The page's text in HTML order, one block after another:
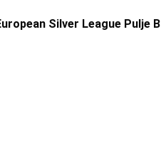
Silver League Pulje B